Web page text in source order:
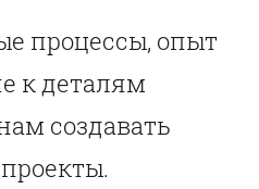
процессы, опыт
к деталям
создавать